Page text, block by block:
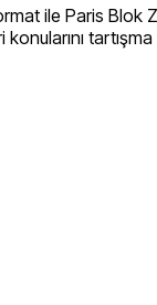
ile Paris